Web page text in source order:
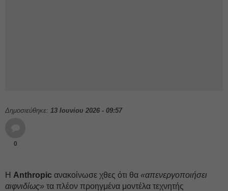
Δημοσιεύθηκε: 13 Ιουνίου 2026 - 09:57
0
Η Anthropic ανακοίνωσε χθες ότι θα «απενεργοποιήσει
αιφνιδίως» τα πλέον προηγμένα μοντέλα τεχνητής